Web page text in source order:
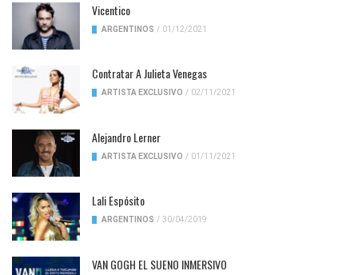
Vicentico
ARGENTINOS / 01/12/2021
Contratar A Julieta Venegas
ARTISTA EXCLUSIVO / 02/11/2021
Alejandro Lerner
ARTISTA EXCLUSIVO / 01/11/2021
Lali Espósito
ARGENTINOS / 30/04/2019
VAN GOGH EL SUENO INMERSIVO